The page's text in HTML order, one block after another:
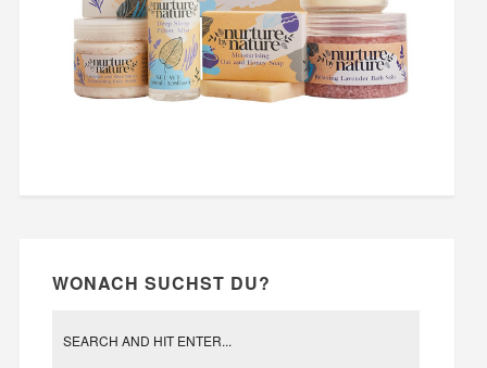
WONACH SUCHST DU?